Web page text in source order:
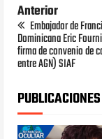
Anterior
Embajador de
Dominicana Eric
firma de convenio de
entre AGN) SIAF